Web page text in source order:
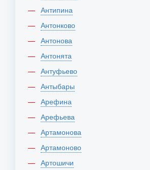
Антипина
Антонково
Антонова
Антонята
Антуфьево
Антыбары
Арефина
Арефьева
Артамонова
Артамоново
Артошичи